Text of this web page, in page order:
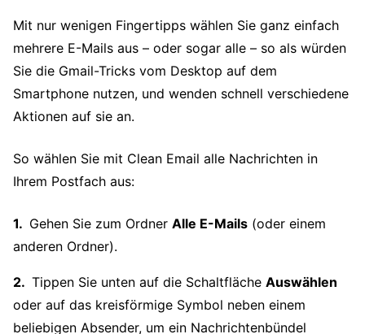
Mit nur wenigen Fingertipps wählen Sie ganz einfach
mehrere E-Mails aus – oder sogar alle – so als würden
Sie die Gmail-Tricks vom Desktop auf dem
Smartphone nutzen, und wenden schnell verschiedene
Aktionen auf sie an.
So wählen Sie mit Clean Email alle Nachrichten in
Ihrem Postfach aus:
Gehen Sie zum Ordner Alle E-Mails (oder einem
anderen Ordner).
Tippen Sie unten auf die Schaltfläche Auswählen
oder auf das kreisförmige Symbol neben einem
beliebigen Absender, um ein Nachrichtenbündel